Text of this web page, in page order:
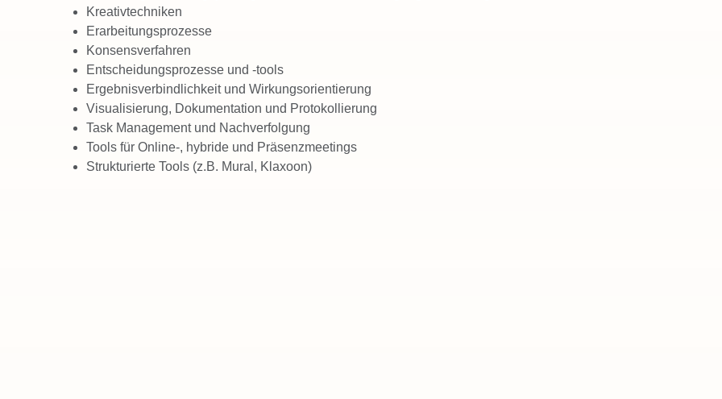
Kreativtechniken
Erarbeitungsprozesse
Konsensverfahren
Entscheidungsprozesse und -tools
Ergebnisverbindlichkeit und Wirkungsorientierung
Visualisierung, Dokumentation und Protokollierung
Task Management und Nachverfolgung
Tools für Online-, hybride und Präsenzmeetings
Strukturierte Tools (z.B. Mural, Klaxoon)